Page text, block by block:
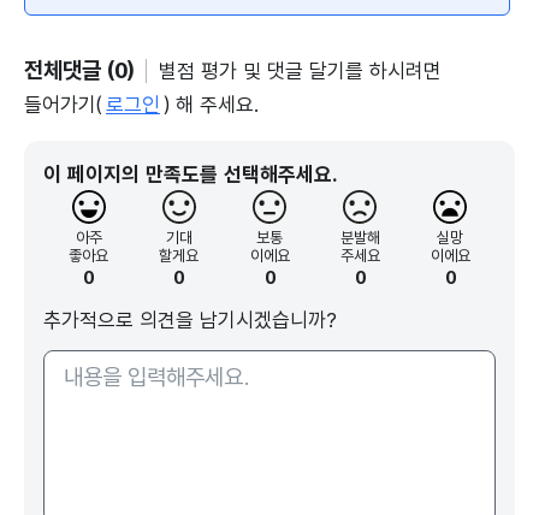
이 자전거 페달을 힘차게 밟아 '평화누리 자전거
길'로 향합니다.
DMZ 접경지역을 따라 조성된 자전거길은 총길이가
김찬규 기자 chan9yu@korea.kr
"선선한 날씨를 즐기며 자전거를 타고 가다 곳곳에
서 만날 수 있는 전적 시설은 자전거 여행의 또 다른
(장소: 노동당사(강원도 철원))
전체댓글 (0)
별점 평가 및 댓글 달기를 하시려면
들어가기( 로그인 ) 해 주세요.
이 페이지의 만족도를 선택해주세요.
아주
좋아요
0
기대
할게요
0
보통
이에요
0
분발해
주세요
0
실망
이에요
0
추가적으로 의견을 남기시겠습니까?